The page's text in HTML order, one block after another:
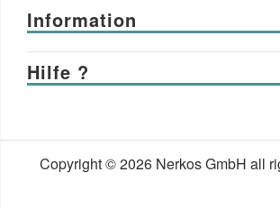
Information
Hilfe ?
Copyright © 2026 Nerkos GmbH all